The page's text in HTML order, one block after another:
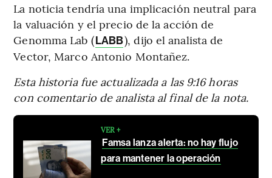
La noticia tendría una implicación neutral para
la valuación y el precio de la acción de
Genomma Lab (LABB), dijo el analista de
Vector, Marco Antonio Montañez.
Esta historia fue actualizada a las 9:16 horas
con comentario de analista al final de la nota.
VER +
Famsa lanza alerta: no hay flujo
para mantener la operación